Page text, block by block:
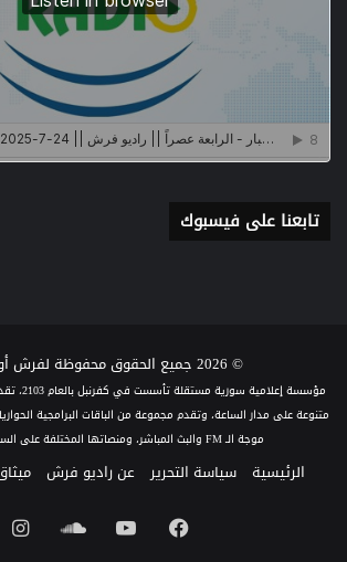
تابعنا على فيسبوك
© 2026 جميع الحقوق محفوظة لفرش أون لاين
مؤسسة
متنوعة على مدار الساعة، وتقدم مجموعة من الباقات البرامجية
موجة الـ FM والبث المباشر، ومنصاتها المختلفة على السوشيال ميديا.
الرئيسية سياسة التحرير عن راديو فرش
فيسبوكيوتيوبساوند